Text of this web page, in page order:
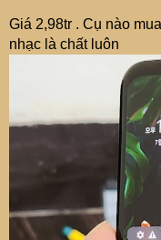
Giá 2,98tr . Cụ nào
nhạc là chất luôn